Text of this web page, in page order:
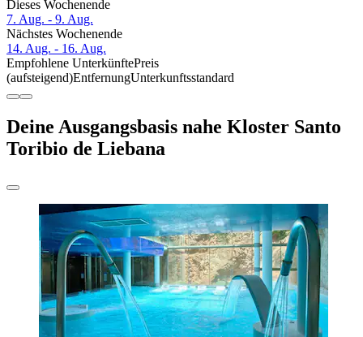
Dieses Wochenende
7. Aug. - 9. Aug.
Nächstes Wochenende
14. Aug. - 16. Aug.
Empfohlene UnterkünftePreis
(aufsteigend)EntfernungUnterkunftsstandard
Deine Ausgangsbasis nahe Kloster Santo
Toribio de Liebana